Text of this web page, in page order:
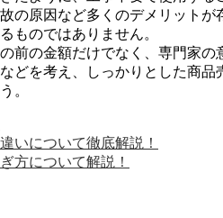
の原因など多くのデメリットが
ものではありません。
前の金額だけでなく、専門家の
どを考え、しっかりとした商品
。
いについて徹底解説！
方について解説！